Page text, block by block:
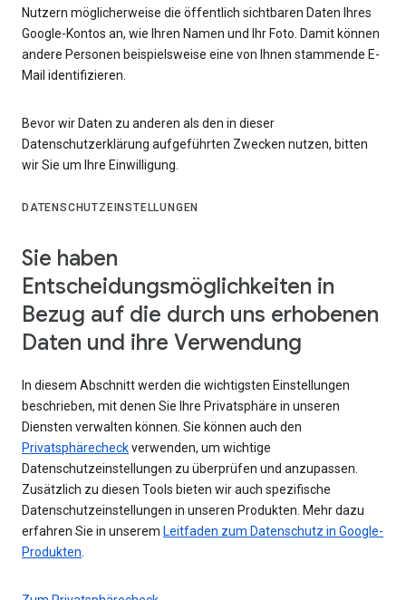
Nutzern möglicherweise die öffentlich sichtbaren Daten Ihres
Google-Kontos an, wie Ihren Namen und Ihr Foto. Damit können
andere Personen beispielsweise eine von Ihnen stammende E-
Mail identifizieren.
Bevor wir Daten zu anderen als den in dieser
Datenschutzerklärung aufgeführten Zwecken nutzen, bitten
wir Sie um Ihre Einwilligung.
DATENSCHUTZEINSTELLUNGEN
Sie haben
Entscheidungsmöglichkeiten in
Bezug auf die durch uns erhobenen
Daten und ihre Verwendung
In diesem Abschnitt werden die wichtigsten Einstellungen
beschrieben, mit denen Sie Ihre Privatsphäre in unseren
Diensten verwalten können. Sie können auch den
Privatsphärecheckverwenden, um wichtige
Datenschutzeinstellungen zu überprüfen und anzupassen.
Zusätzlich zu diesen Tools bieten wir auch spezifische
Datenschutzeinstellungen in unseren Produkten. Mehr dazu
erfahren Sie in unserem Leitfaden zum Datenschutz in Google-
Produkten